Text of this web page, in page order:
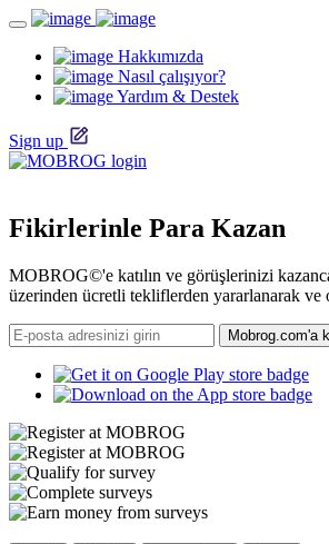
Hakkımızda
Nasıl çalışıyor?
Yardım & Destek
Sign up
Fikirlerinle Para Kazan
MOBROG©'e katılın ve görüşlerinizi
üzerinden ücretli tekliflerden yararlanarak ve
Mobrog.com'a